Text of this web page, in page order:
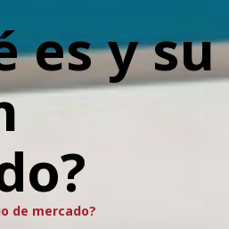
es y su
de mercado?